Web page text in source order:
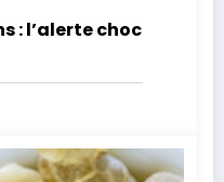
: l’alerte choc